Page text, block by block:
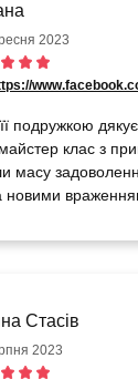
2023
подружкою
клас з
масу
новими
Стасів
2023